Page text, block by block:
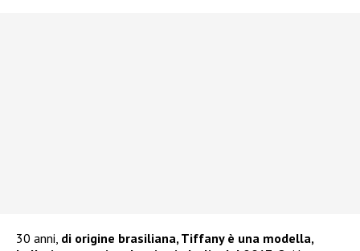
30 anni, di origine brasiliana, Tiffany è una modella,